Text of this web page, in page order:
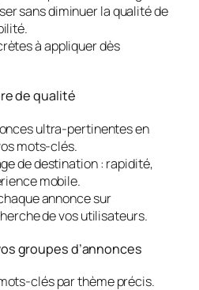
sans diminuer la qualité de
à appliquer dès
de qualité
ultra-pertinentes en
mots-clés.
de destination : rapidité,
mobile.
annonce sur
de vos utilisateurs.
groupes d’annonces
clés par thème précis.